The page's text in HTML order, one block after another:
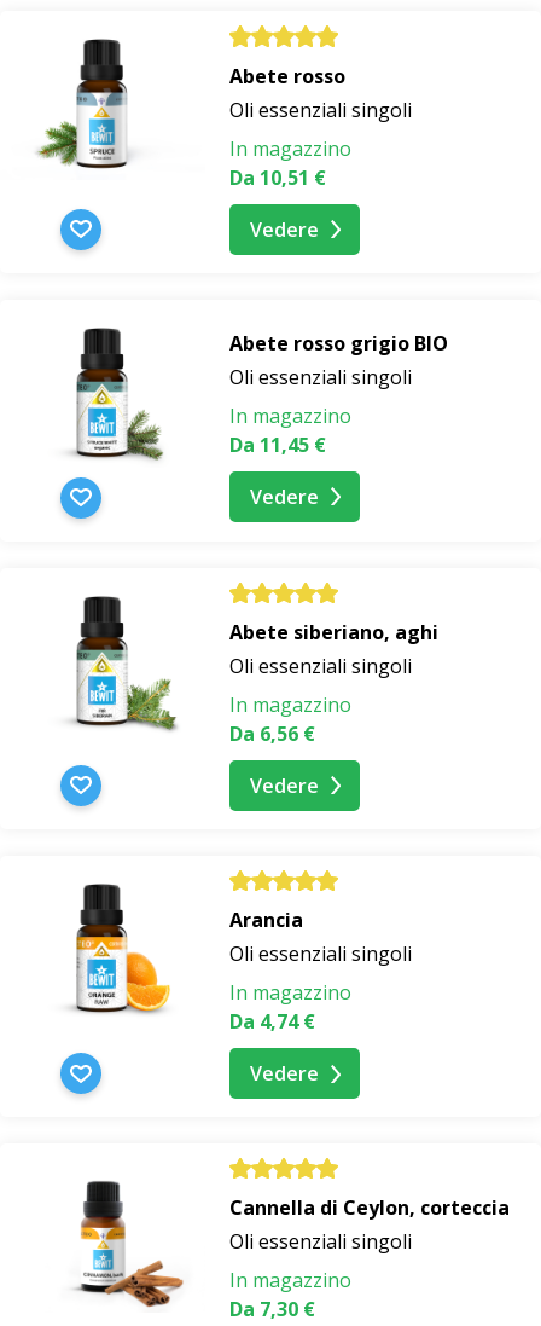
Abete rosso
Oli essenziali singoli
In magazzino
Da 10,51 €
Vedere
Abete rosso grigio BIO
Oli essenziali singoli
In magazzino
Da 11,45 €
Vedere
Abete siberiano, aghi
Oli essenziali singoli
In magazzino
Da 6,56 €
Vedere
Arancia
Oli essenziali singoli
In magazzino
Da 4,74 €
Vedere
Cannella di Ceylon, corteccia
Oli essenziali singoli
In magazzino
Da 7,30 €